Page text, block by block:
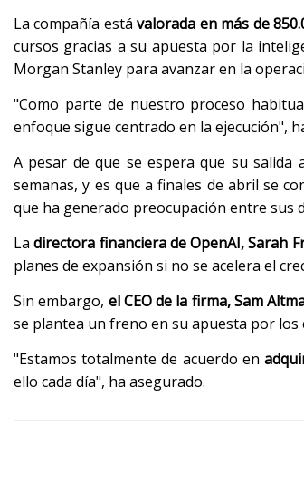
La compañía está valorada en más de
cursos gracias a su apuesta por la
Morgan Stanley para avanzar en la
"Como parte de nuestro proceso
enfoque sigue centrado en la ejecución",
A pesar de que se espera que su
semanas, y es que a finales de abril se
que ha generado preocupación entre sus
Ladirectora financiera de OpenAI, Sarah
planes de expansión si no se acelera el
Sin embargo, el CEO de la firma, Sam
se plantea un freno en su apuesta por los
"Estamos totalmente de acuerdo en
ello cada día", ha asegurado.